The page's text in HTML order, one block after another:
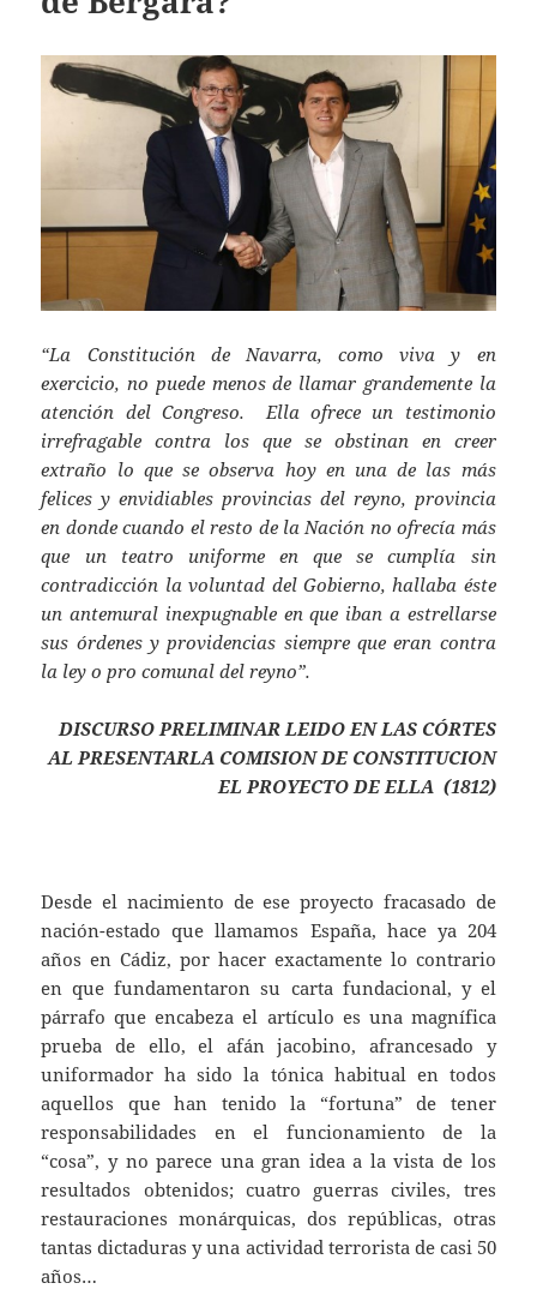
“La Constitución de Navarra, como viva y en
exercicio, no puede menos de llamar grandemente la
atención del Congreso. Ella ofrece un testimonio
irrefragable contra los que se obstinan en creer
extraño lo que se observa hoy en una de las más
felices y envidiables provincias del reyno, provincia
en donde cuando el resto de la Nación no ofrecía más
que un teatro uniforme en que se cumplía sin
contradicción la voluntad del Gobierno, hallaba éste
un antemural inexpugnable en que iban a estrellarse
sus órdenes y providencias siempre que eran contra
la ley o pro comunal del reyno”.
DISCURSO PRELIMINAR LEIDO EN LAS CÓRTES
AL PRESENTARLA COMISION DE CONSTITUCION
EL PROYECTO DE ELLA (1812)
Desde el nacimiento de ese proyecto fracasado de
nación-estado que llamamos España, hace ya 204
años en Cádiz, por hacer exactamente lo contrario
en que fundamentaron su carta fundacional, y el
párrafo que encabeza el artículo es una magnífica
prueba de ello, el afán jacobino, afrancesado y
uniformador ha sido la tónica habitual en todos
aquellos que han tenido la “fortuna” de tener
responsabilidades en el funcionamiento de la
“cosa”, y no parece una gran idea a la vista de los
resultados obtenidos; cuatro guerras civiles, tres
restauraciones monárquicas, dos repúblicas, otras
tantas dictaduras y una actividad terrorista de casi 50
años…